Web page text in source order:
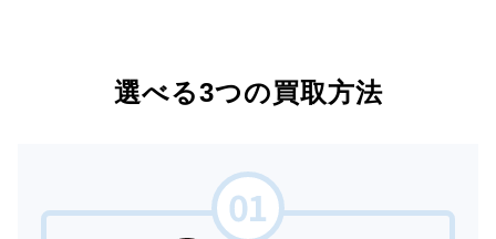
選べる3つの買取方法